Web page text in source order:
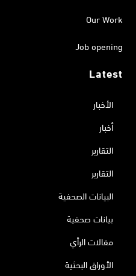
Our Work
Job opening
Latest
الأخبار
أخبار
التقارير
التقارير
البيانات الصحفية
بيانات صحفية
مقالات الرأي
الأوراق البحثية